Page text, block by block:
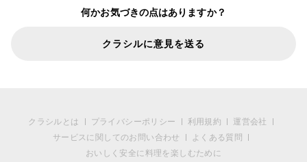
何かお気づきの点はありますか？
クラシルに意見を送る
クラシルとは プライバシーポリシー 利用規約
運営会社
サービスに関してのお問い合わせ
よくある質問
おいしく安全に料理を楽しむために